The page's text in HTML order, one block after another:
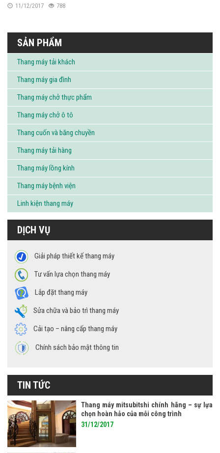
11/12/2017 788
SẢN PHẨM
Thang máy tải khách
Thang máy gia đình
Thang máy chở thực phẩm
Thang máy chở ô tô
Thang cuốn và băng chuyền
Thang máy tải hàng
Thang máy lồng kính
Thang máy bệnh viện
Linh kiện thang máy
DỊCH VỤ
Giải pháp thiết kế thang máy
Tư vấn lựa chọn thang máy
Lắp đặt thang máy
Sửa chữa và bảo trì thang máy
Cải tạo – nâng cấp thang máy
Chính sách bảo mật thông tin
TIN TỨC
Thang máy mitsubitshi chính hãng – sự lựa
chọn hoàn hảo của mỗi công trình
31/12/2017